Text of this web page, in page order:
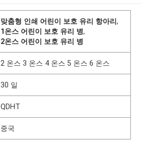
맞춤형 인쇄 어린이 보호 유리 항아리,
1온스 어린이 보호 유리 병,
2온스 어린이 보호 유리 병
2 온스 3 온스 4 온스 5 온스 6 온스
30 일
QDHT
중국